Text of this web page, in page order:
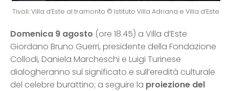
Tivoli: Villa d’Este al tramonto © Istituto Villa Adriana e Villa d’Este
Domenica 9 agosto (ore 18.45) a Villa d’Este
Giordano Bruno Guerri, presidente della Fondazione
Collodi, Daniela Marcheschi e Luigi Turinese
dialogheranno sul significato e sull’eredità culturale
del celebre burattino; a seguire la proiezione del